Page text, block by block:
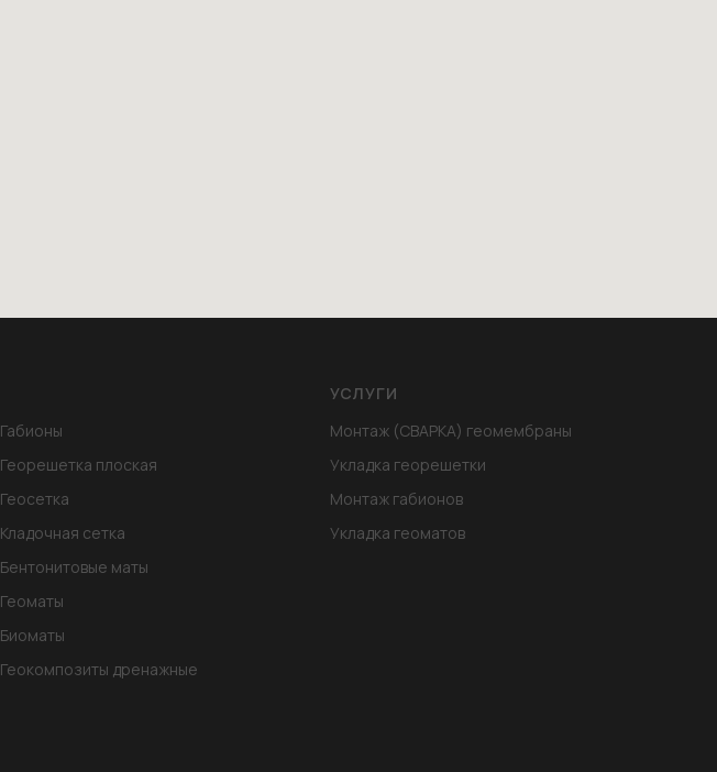
Габионы
Георешетка плоская
Геосетка
Кладочная сетка
Бентонитовые маты
Геоматы
Биоматы
Геокомпозиты дренажные
УСЛУГИ
Монтаж (СВАРКА) геомембраны
Укладка георешетки
Монтаж габионов
Укладка геоматов